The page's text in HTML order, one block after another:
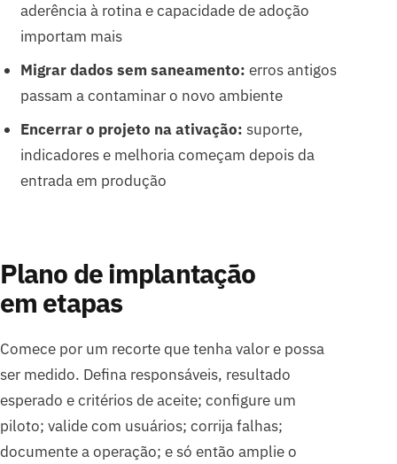
aderência à rotina e capacidade de adoção
importam mais
Migrar dados sem saneamento: erros antigos
passam a contaminar o novo ambiente
Encerrar o projeto na ativação: suporte,
indicadores e melhoria começam depois da
entrada em produção
Plano de implantação
em etapas
Comece por um recorte que tenha valor e possa
ser medido. Defina responsáveis, resultado
esperado e critérios de aceite; configure um
piloto; valide com usuários; corrija falhas;
documente a operação; e só então amplie o